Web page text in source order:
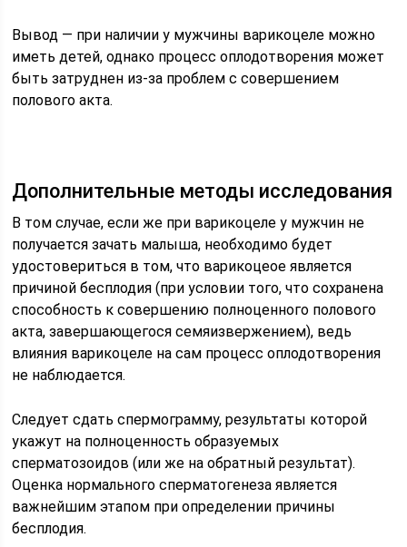
Вывод — при наличии у мужчины варикоцеле можно
иметь детей, однако процесс оплодотворения может
быть затруднен из-за проблем с совершением
полового акта.
Дополнительные методы исследования
В том случае, если же при варикоцеле у мужчин не
получается зачать малыша, необходимо будет
удостовериться в том, что варикоцеое является
причиной бесплодия (при условии того, что сохранена
способность к совершению полноценного полового
акта, завершающегося семяизвержением), ведь
влияния варикоцеле на сам процесс оплодотворения
не наблюдается.
Следует сдать спермограмму, результаты которой
укажут на полноценность образуемых
сперматозоидов (или же на обратный результат).
Оценка нормального сперматогенеза является
важнейшим этапом при определении причины
бесплодия.